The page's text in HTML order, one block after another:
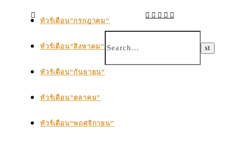
ทัวร์เดือน”กรกฎาคม”
ทัวร์เดือน”สิงหาคม”
ทัวร์เดือน”กันยายน”
ทัวร์เดือน”ตุลาคม”
ทัวร์เดือน”พฤศจิกายน”